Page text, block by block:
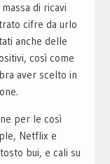
di ricavi
cifre da urlo
anche delle
così come
aver scelto in
per le così
Netflix e
bui, e cali su